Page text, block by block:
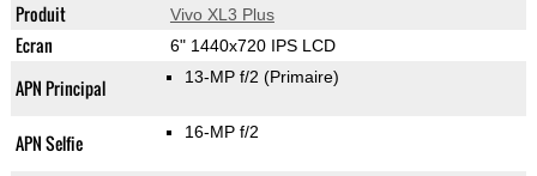
Produit Vivo XL3 Plus
Ecran 6" 1440x720 IPS LCD
APN Principal 13-MP f/2 (Primaire)
APN Selfie 16-MP f/2